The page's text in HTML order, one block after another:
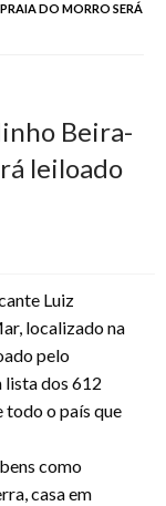
DO MORRO SERÁ
Beira-
leiloado
Luiz
localizado na
pelo
lista dos 612
todo o país que
como
casa em